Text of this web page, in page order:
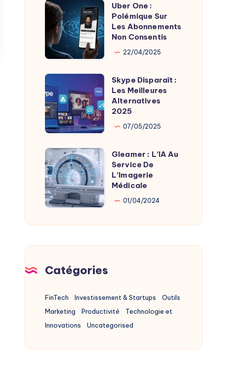
Uber
One
Polémique
Sur
Les
Abonnements
Non
Consentis
Uber One :
Polémique Sur
Les Abonnements
Non Consentis
22/04/2025
Skype
Disparaît
:
Les
Meilleures
Alternatives
2025
Skype Disparaît :
Les Meilleures
Alternatives
2025
07/05/2025
Gleamer
:
L’IA
Au
Service
De
Gleamer : L’IA Au
Service De
L’Imagerie
Médicale
01/04/2024
Catégories
FinTech Investissement & Startups
Outils
Marketing
Productivité
Technologie et
Innovations
Uncategorised